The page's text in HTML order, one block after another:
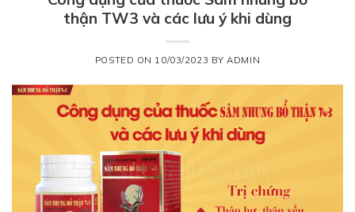
thận TW3 và các lưu ý khi dùng
POSTED ON 10/03/2023 BYADMIN